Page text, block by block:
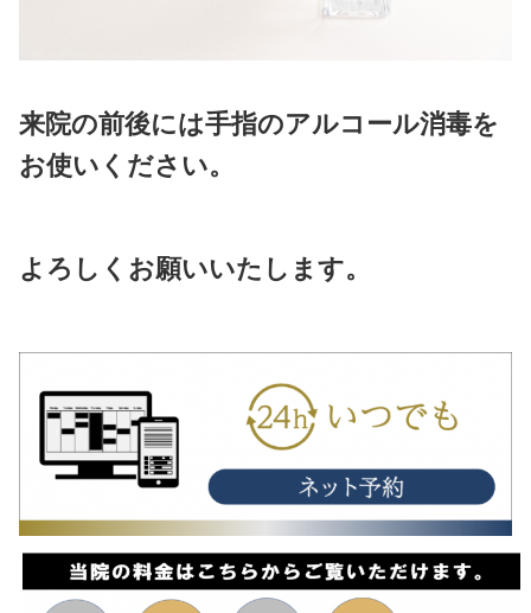
ず手を洗い・手指のアルコ
・患者様が使用した後の施
1回アルコール消毒を行い
際には、お一人ずつ使い捨
ペーパーを使用しておりま